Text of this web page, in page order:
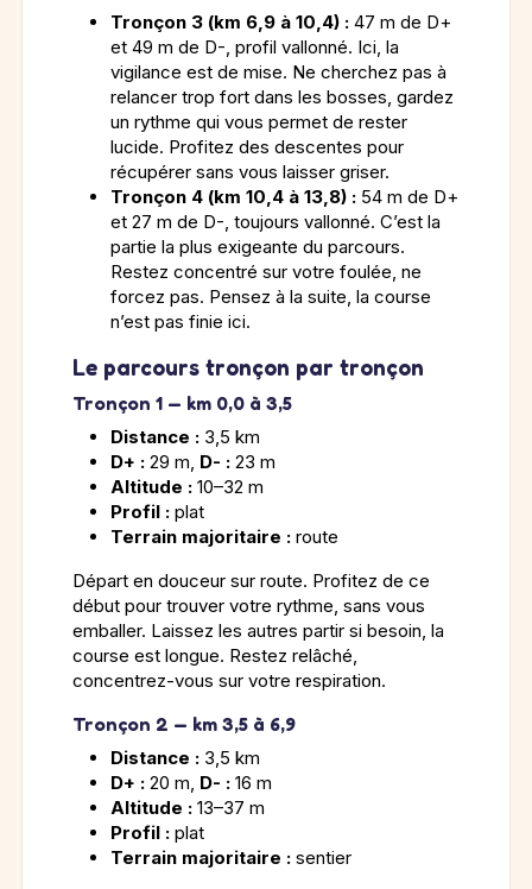
Tronçon 3 (km 6,9 à 10,4) : 47 m de D+
et 49 m de D-, profil vallonné. Ici, la
vigilance est de mise. Ne cherchez pas à
relancer trop fort dans les bosses, gardez
un rythme qui vous permet de rester
lucide. Profitez des descentes pour
récupérer sans vous laisser griser.
Tronçon 4 (km 10,4 à 13,8) : 54 m de D+
et 27 m de D-, toujours vallonné. C’est la
partie la plus exigeante du parcours.
Restez concentré sur votre foulée, ne
forcez pas. Pensez à la suite, la course
n’est pas finie ici.
Le parcours tronçon par tronçon
Tronçon 1 — km 0,0 à 3,5
Distance : 3,5 km
D+ : 29 m, D- : 23 m
Altitude : 10–32 m
Profil : plat
Terrain majoritaire : route
Départ en douceur sur route. Profitez de ce
début pour trouver votre rythme, sans vous
emballer. Laissez les autres partir si besoin, la
course est longue. Restez relâché,
concentrez-vous sur votre respiration.
Tronçon 2 — km 3,5 à 6,9
Distance : 3,5 km
D+ : 20 m, D- : 16 m
Altitude : 13–37 m
Profil : plat
Terrain majoritaire : sentier